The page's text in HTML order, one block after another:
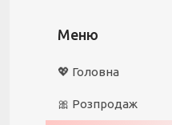
💖 Головна
🎀 Розпродаж